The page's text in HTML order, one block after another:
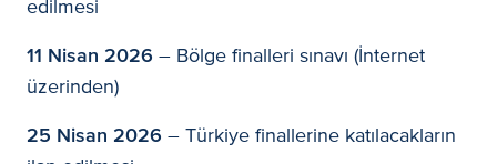
edilmesi
11 Nisan 2026 – Bölge finalleri sınavı (İnternet
üzerinden)
25 Nisan 2026 – Türkiye finallerine katılacakların